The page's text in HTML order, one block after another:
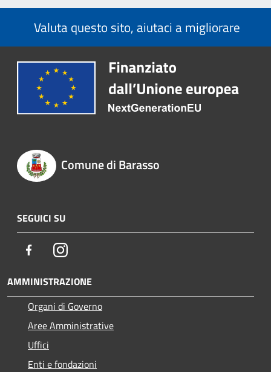
Valuta questo sito, aiutaci a migliorare
Comune di Barasso
SEGUICI SU
FacebookInstagram
AMMINISTRAZIONE
Organi di Governo
Aree Amministrative
Uffici
Enti e fondazioni